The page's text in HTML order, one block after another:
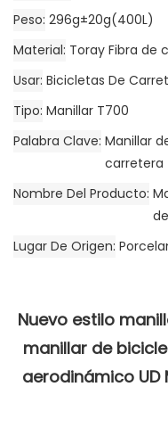
Peso 296g±20g(400L)
Material Toray Fibra de
Usar Bicicletas De
Tipo Manillar T700
Palabra Clave Manillar
carretera
Nombre Del Producto
Lugar De Origen
Nuevo estilo
manillar de